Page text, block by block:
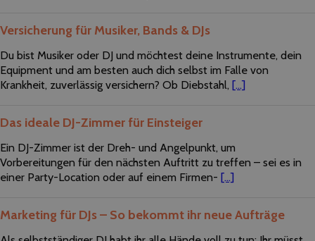
Versicherung für Musiker, Bands & DJs
Du bist Musiker oder DJ und möchtest deine Instrumente, dein
Equipment und am besten auch dich selbst im Falle von
Krankheit, zuverlässig versichern? Ob Diebstahl, [...]
Das ideale DJ-Zimmer für Einsteiger
Ein DJ-Zimmer ist der Dreh- und Angelpunkt, um
Vorbereitungen für den nächsten Auftritt zu treffen – sei es in
einer Party-Location oder auf einem Firmen- [...]
Marketing für DJs – So bekommt ihr neue Aufträge